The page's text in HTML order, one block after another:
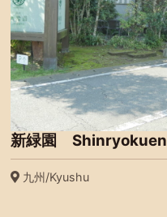
新緑園 Shinryokuen
九州/Kyushu